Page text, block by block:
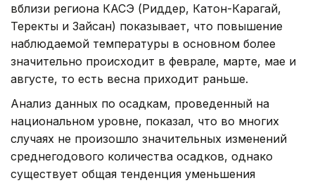
вблизи региона КАСЭ (Риддер, Катон-Карагай,
Теректы и Зайсан) показывает, что повышение
наблюдаемой температуры в основном более
значительно происходит в феврале, марте, мае и
августе, то есть весна приходит раньше.
Анализ данных по осадкам, проведенный на
национальном уровне, показал, что во многих
случаях не произошло значительных изменений
среднегодового количества осадков, однако
существует общая тенденция уменьшения